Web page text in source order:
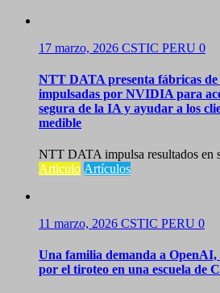
17 marzo, 2026 CSTIC PERU 0
NTT DATA presenta fábricas
impulsadas por NVIDIA para
segura de la IA y ayudar a los
medible
NTT DATA impulsa resultados en
Articulo Artículos
11 marzo, 2026 CSTIC PERU 0
Una familia demanda a
por el tiroteo en una escuela de